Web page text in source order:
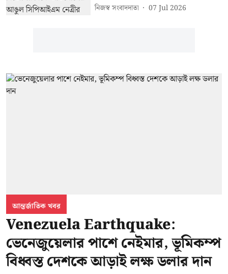
নিজস্ব সংবাদদাতা 07 Jul 2026
আন্তর্জাতিক খবর
Venezuela Earthquake:
ভেনেজুয়েলার পাশে নেইমার, ভূমিকম্প
বিধ্বস্ত দেশকে আড়াই লক্ষ ডলার দান